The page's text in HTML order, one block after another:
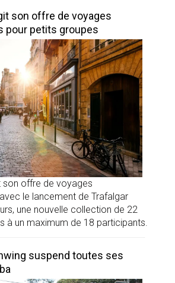
son offre de voyages
pour petits groupes
son offre de voyages
le lancement de Trafalgar
une nouvelle collection de 22
à un maximum de 18 participants.
suspend toutes ses